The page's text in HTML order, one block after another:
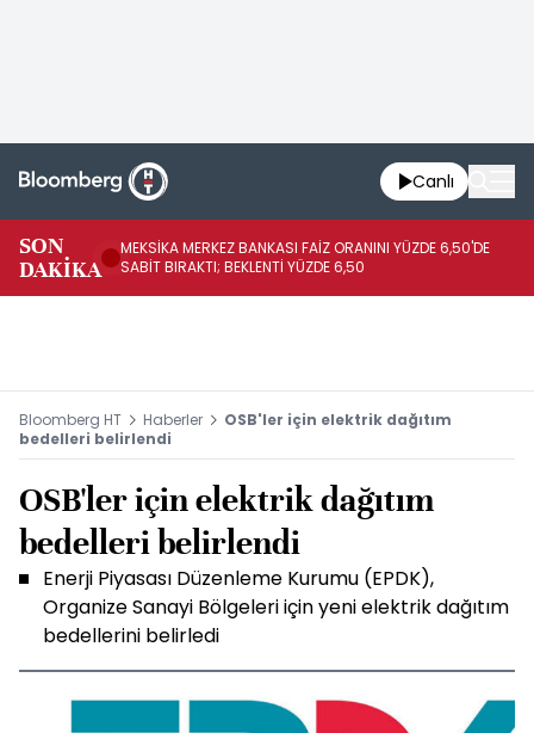
Canlı
SON
DAKİKA
MEKSİKA MERKEZ BANKASI FAİZ ORANINI YÜZDE 6,50'DE
SABİT BIRAKTI; BEKLENTİ YÜZDE 6,50
Bloomberg HT Haberler
OSB'ler için elektrik dağıtım
bedelleri belirlendi
OSB'ler için elektrik dağıtım
bedelleri belirlendi
Enerji Piyasası Düzenleme Kurumu (EPDK),
Organize Sanayi Bölgeleri için yeni elektrik dağıtım
bedellerini belirledi